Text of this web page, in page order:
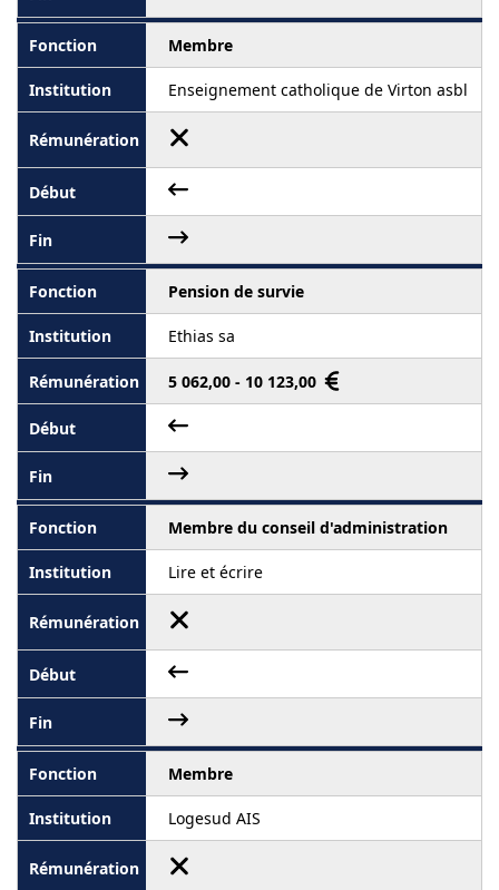
Membre
Enseignement catholique de Virton asbl
Pension de survie
Ethias sa
5 062,00 - 10 123,00
Membre du conseil d'administration
Lire et écrire
Membre
Logesud AIS